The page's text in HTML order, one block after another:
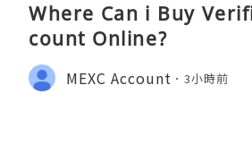
Where Can i Buy
count Online?
MEXC Account 3小時前